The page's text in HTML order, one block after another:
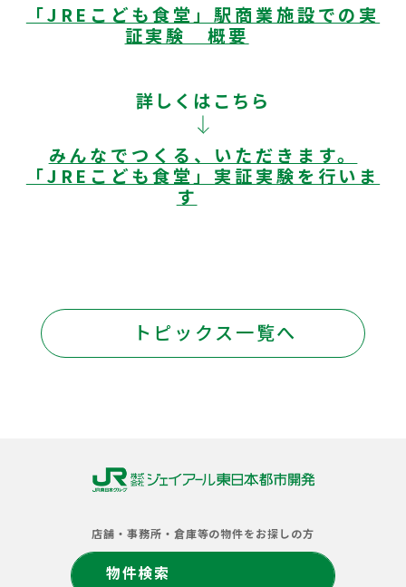
「JREこども食堂」駅商業施設での実
証実験 概要
詳しくはこちら
みんなでつくる、いただきます。
「JREこども食堂」実証実験を行いま
す
トピックス一覧へ
会
社
店舗・事務所・倉庫等の物件をお探しの方
物件検索